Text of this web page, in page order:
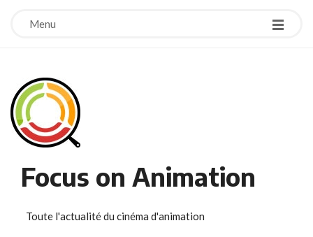
Menu
Focus on Animation
Toute l'actualité du cinéma d'animation